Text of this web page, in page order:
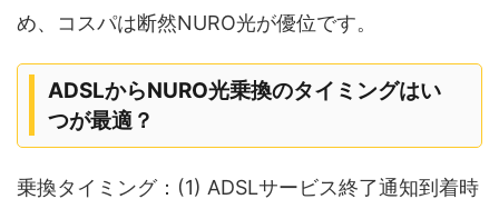
め、コスパは断然NURO光が優位です。
ADSLからNURO光乗換のタイミングはい
つが最適？
乗換タイミング：(1) ADSLサービス終了通知到着時